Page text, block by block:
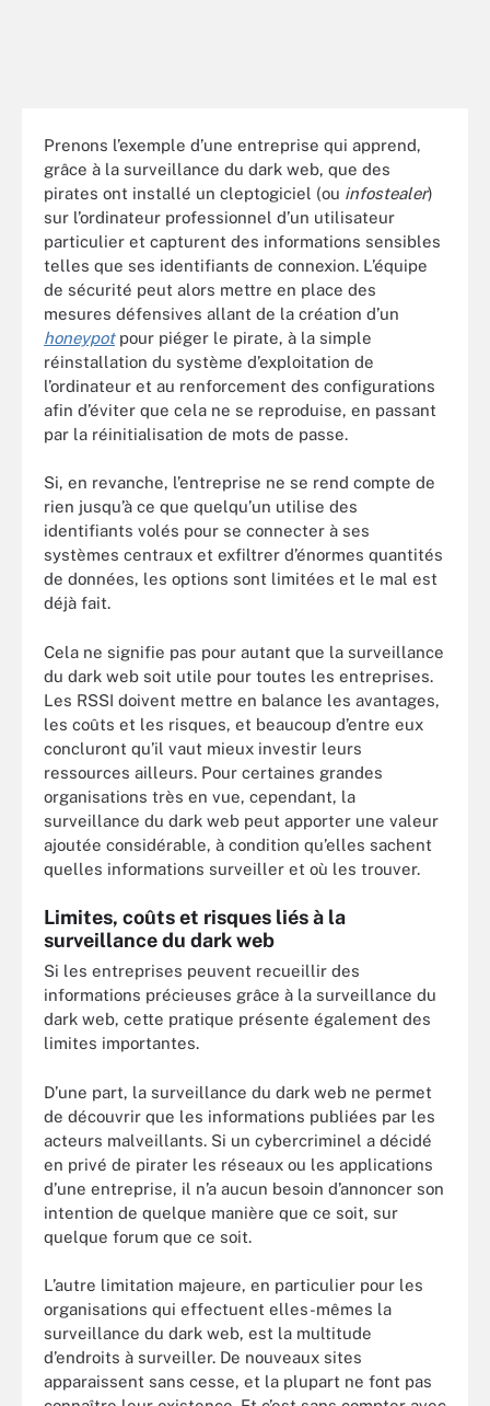
Prenons l’exemple d’une entreprise qui apprend,
grâce à la surveillance du dark web, que des
pirates ont installé un cleptogiciel (ou infostealer)
sur l’ordinateur professionnel d’un utilisateur
particulier et capturent des informations sensibles
telles que ses identifiants de connexion. L’équipe
de sécurité peut alors mettre en place des
mesures défensives allant de la création d’un
honeypotpour piéger le pirate, à la simple
réinstallation du système d’exploitation de
l’ordinateur et au renforcement des configurations
afin d’éviter que cela ne se reproduise, en passant
par la réinitialisation de mots de passe.
Si, en revanche, l’entreprise ne se rend compte de
rien jusqu’à ce que quelqu’un utilise des
identifiants volés pour se connecter à ses
systèmes centraux et exfiltrer d’énormes quantités
de données, les options sont limitées et le mal est
déjà fait.
Cela ne signifie pas pour autant que la surveillance
du dark web soit utile pour toutes les entreprises.
Les RSSI doivent mettre en balance les avantages,
les coûts et les risques, et beaucoup d’entre eux
concluront qu’il vaut mieux investir leurs
ressources ailleurs. Pour certaines grandes
organisations très en vue, cependant, la
surveillance du dark web peut apporter une valeur
ajoutée considérable, à condition qu’elles sachent
quelles informations surveiller et où les trouver.
Limites, coûts et risques liés à la
surveillance du dark web
Si les entreprises peuvent recueillir des
informations précieuses grâce à la surveillance du
dark web, cette pratique présente également des
limites importantes.
D’une part, la surveillance du dark web ne permet
de découvrir que les informations publiées par les
acteurs malveillants. Si un cybercriminel a décidé
en privé de pirater les réseaux ou les applications
d’une entreprise, il n’a aucun besoin d’annoncer son
intention de quelque manière que ce soit, sur
quelque forum que ce soit.
L’autre limitation majeure, en particulier pour les
organisations qui effectuent elles-mêmes la
surveillance du dark web, est la multitude
d’endroits à surveiller. De nouveaux sites
apparaissent sans cesse, et la plupart ne font pas